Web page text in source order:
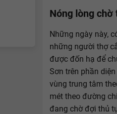
Nóng lòng
Những ngày này,
những người thợ
được đốn hạ để
Sơn trên phần
vùng trung tâm
mét theo đường
đang chờ đợi thủ